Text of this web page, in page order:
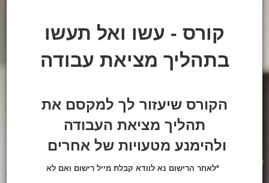
קורס - עשו ואל תעשו
בתהליך מציאת עבודה
הקורס שיעזור לך למקסם את
תהליך מציאת העבודה
ולהימנע מטעויות של אחרים
*לאחר הרישום נא לוודא קבלת מייל רישום ואם לא